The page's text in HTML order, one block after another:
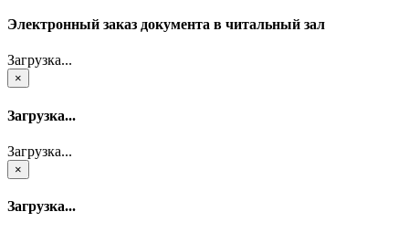
Электронный заказ документа в читальный зал
Загрузка...
×
Загрузка...
Загрузка...
×
Загрузка...